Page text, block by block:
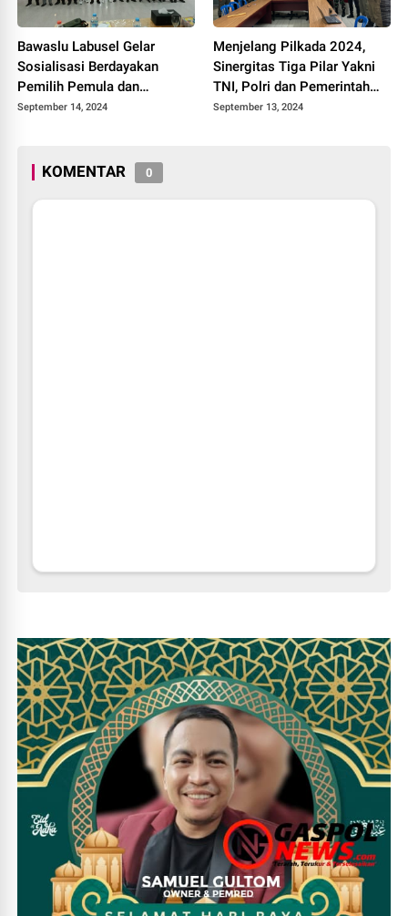
Bawaslu Labusel Gelar
Sosialisasi Berdayakan
Pemilih Pemula dan
Pengawasan Partisipatif
September 14, 2024
Menjelang Pilkada 2024,
Sinergitas Tiga Pilar Yakni
TNI, Polri dan Pemerintah
Daerah Terus Diperkuat di
September 13, 2024
KOMENTAR 0